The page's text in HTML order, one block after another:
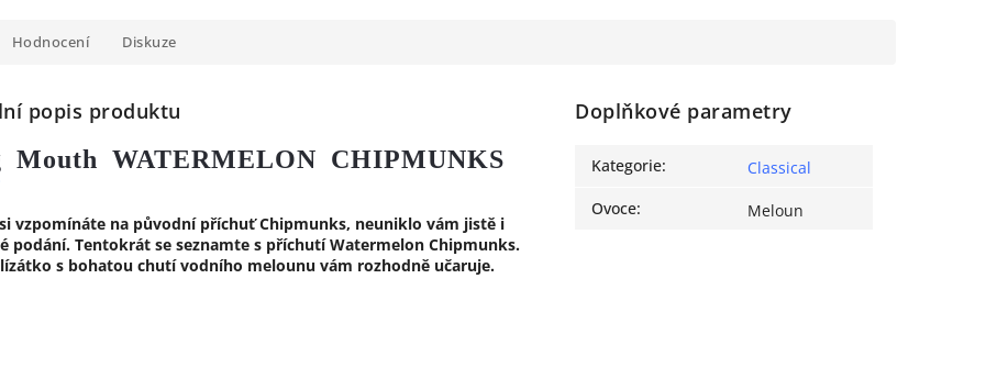
Hodnocení Diskuze
popis produktu
Mouth WATERMELON CHIPMUNKS
vzpomínáte na původní příchuť Chipmunks, neuniklo vám jistě i
podání. Tentokrát se seznamte s příchutí Watermelon Chipmunks.
s bohatou chutí vodního melounu vám rozhodně učaruje.
Doplňkové parametry
Kategorie:
Classical
Ovoce: Meloun